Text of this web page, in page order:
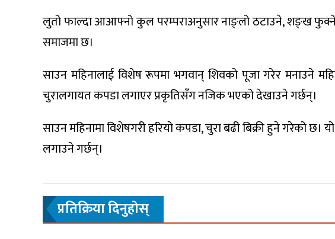
लुतो फाल्दा आआफ्नो कुल परम्पराअनुसार नाङ्लो ठटाउने, शङ्ख
समाजमा छ।
साउन महिनालाई विशेष रूपमा भगवान् शिवको पूजा गरेर मनाउने
चुरालगायत कपडा लगाएर प्रकृतिसँग नजिक भएको देखाउने गर्छन्।
साउन महिनामा विशेषगरी हरियो कपडा, चुरा बढी बिक्री हुने गरेको छ।
लगाउने गर्छन्।
प्रतिक्रिया दिनुहाेस्